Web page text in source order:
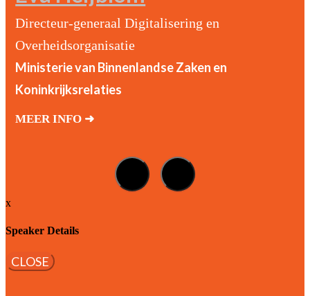
Directeur-generaal Digitalisering en
Overheidsorganisatie
Ministerie van Binnenlandse Zaken en
Koninkrijksrelaties
MEER INFO ➜
x
Speaker Details
CLOSE